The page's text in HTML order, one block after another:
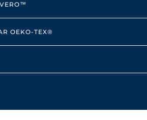
OEKO-TEX®